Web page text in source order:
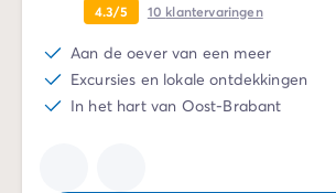
4.3/5 10 klantervaringen
Aan de oever van een meer
Excursies en lokale ontdekkingen
In het hart van Oost-Brabant